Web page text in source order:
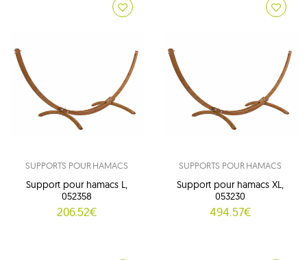
SUPPORTS POUR HAMACS
Support pour hamacs L,
052358
206.52€
SUPPORTS POUR HAMACS
Support pour hamacs XL,
053230
494.57€